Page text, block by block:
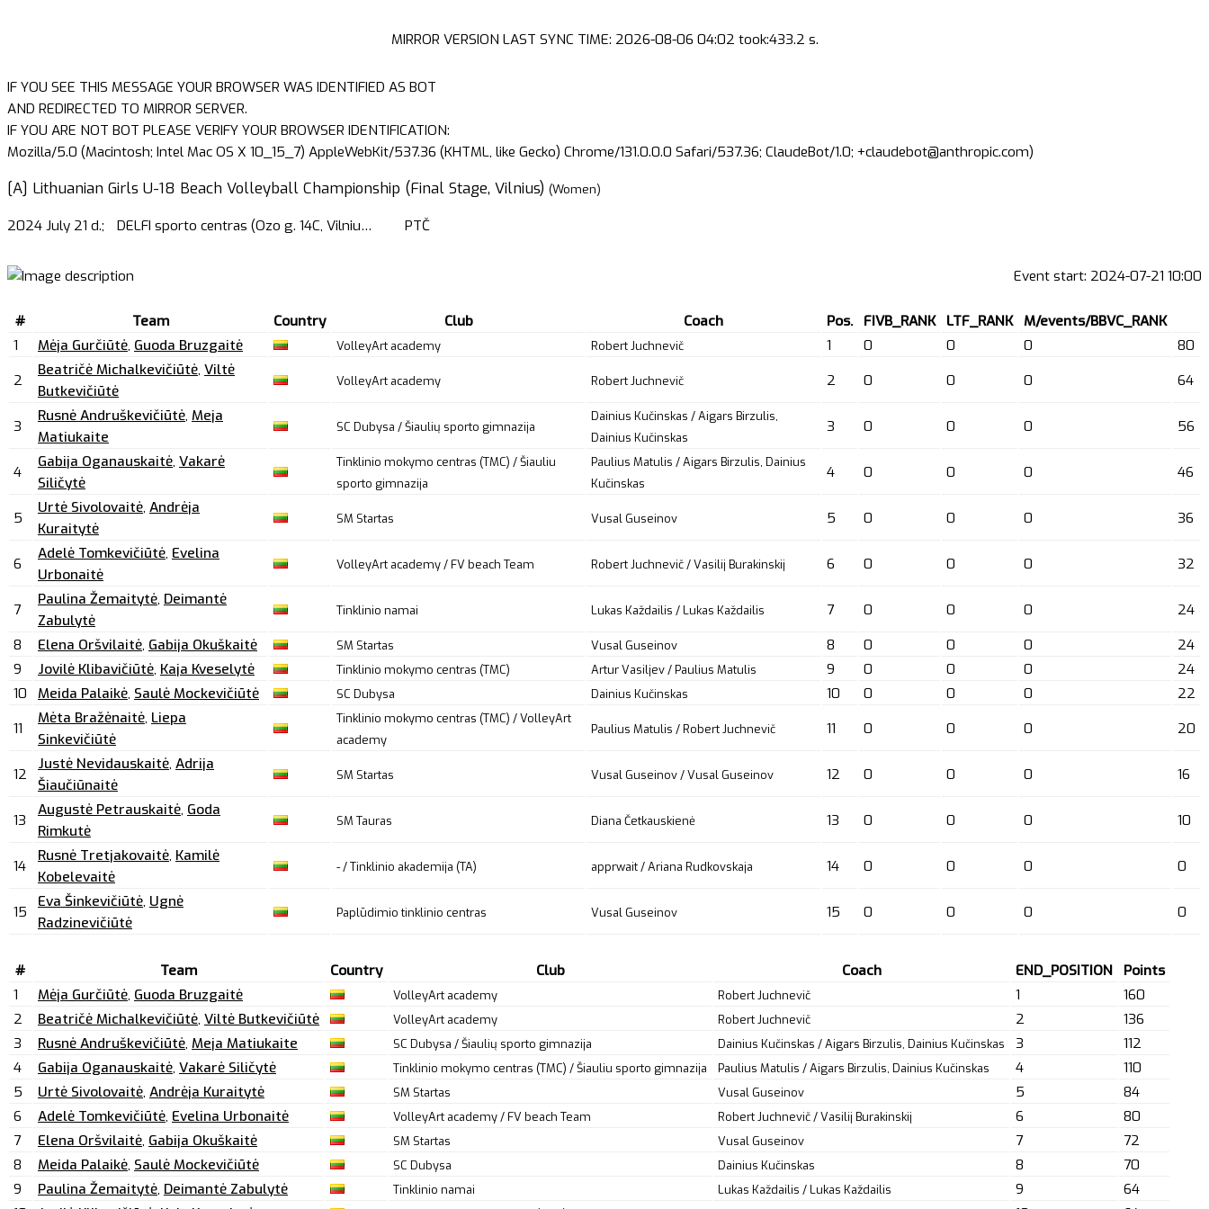
MIRROR VERSION LAST SYNC TIME: 2026-08-06 04:02 took:433.2 s.
IF YOU SEE THIS MESSAGE YOUR BROWSER WAS IDENTIFIED AS BOT
AND REDIRECTED TO MIRROR SERVER.
IF YOU ARE NOT BOT PLEASE VERIFY YOUR BROWSER IDENTIFICATION:
Mozilla/5.0 (Macintosh; Intel Mac OS X 10_15_7) AppleWebKit/537.36 (KHTML, like Gecko) Chrome/131.0.0.0 Safari/537.36; ClaudeBot/1.0; +claudebot@anthropic.com)
[A] Lithuanian Girls U-18 Beach Volleyball Championship (Final Stage, Vilnius) (Women)
2024 July 21 d.; DELFI sporto centras (Ozo g. 14C, Vilniu… PTČ
Event start: 2024-07-21 10:00
# Team Country Club Coach Pos. FIVB_RANK LTF_RANK M/events/BBVC_RANK
1
Mėja Gurčiūtė, Guoda Bruzgaitė VolleyArt academy Robert Juchnevič 1 0 0 0
80
2
Beatričė Michalkevičiūtė, Viltė
Butkevičiūtė
VolleyArt academy Robert Juchnevič 2 0 0 0 64
3
Rusnė Andruškevičiūtė, Meja
Matiukaite
SC Dubysa / Šiaulių sporto gimnazija
Dainius Kučinskas / Aigars Birzulis,
Dainius Kučinskas
3 0 0 0 56
4
Gabija Oganauskaitė, Vakarė
Siličytė
Tinklinio mokymo centras (TMC) / Šiauliu
sporto gimnazija
Paulius Matulis / Aigars Birzulis, Dainius
Kučinskas
4 0 0 0 46
5
Urtė Sivolovaitė, Andrėja
Kuraitytė
SM Startas Vusal Guseinov 5 0 0 0 36
6
Adelė Tomkevičiūtė, Evelina
Urbonaitė
VolleyArt academy / FV beach Team Robert Juchnevič / Vasilij Burakinskij 6 0 0 0 32
7
Paulina Žemaitytė, Deimantė
Zabulytė
Tinklinio namai Lukas Každailis / Lukas Každailis 7 0 0 0
24
8
Elena Oršvilaitė, Gabija Okuškaitė SM Startas Vusal Guseinov 8 0 0 0
24
9
Jovilė Klibavičiūtė, Kaja Kveselytė Tinklinio mokymo centras (TMC) Artur Vasiljev / Paulius Matulis 9 0 0 0
24
10
Meida Palaikė, Saulė Mockevičiūtė SC Dubysa Dainius Kučinskas 10 0 0 0
22
11
Mėta Bražėnaitė, Liepa
Sinkevičiūtė
Tinklinio mokymo centras (TMC) / VolleyArt
academy
Paulius Matulis / Robert Juchnevič 11 0 0 0 20
12
Justė Nevidauskaitė, Adrija
Šiaučiūnaitė
SM Startas Vusal Guseinov / Vusal Guseinov 12 0 0 0 16
13
Augustė Petrauskaitė, Goda
Rimkutė
SM Tauras Diana Četkauskienė 13 0 0 0 10
14
Rusnė Tretjakovaitė, Kamilė
Kobelevaitė
- / Tinklinio akademija (TA) apprwait/ Ariana Rudkovskaja 14 0 0 0 0
15
Eva Šinkevičiūtė, Ugnė
Radzinevičiūtė
Paplūdimio tinklinio centras Vusal Guseinov 15 0 0 0 0
# Team Country Club Coach END_POSITION
Points
1
Mėja Gurčiūtė, Guoda Bruzgaitė VolleyArt academy Robert Juchnevič 1
160
2
Beatričė Michalkevičiūtė, Viltė Butkevičiūtė VolleyArt academy Robert Juchnevič 2
136
3
Rusnė Andruškevičiūtė, Meja Matiukaite SC Dubysa / Šiaulių sporto gimnazija Dainius Kučinskas / Aigars Birzulis, Dainius Kučinskas 3
112
4
Gabija Oganauskaitė, Vakarė Siličytė Tinklinio mokymo centras (TMC) / Šiauliu sporto gimnazija Paulius Matulis / Aigars Birzulis, Dainius Kučinskas 4
110
5
Urtė Sivolovaitė, Andrėja Kuraitytė SM Startas Vusal Guseinov 5
84
6
Adelė Tomkevičiūtė, Evelina Urbonaitė VolleyArt academy / FV beach Team Robert Juchnevič / Vasilij Burakinskij 6
80
7
Elena Oršvilaitė, Gabija Okuškaitė SM Startas Vusal Guseinov 7
72
8
Meida Palaikė, Saulė Mockevičiūtė SC Dubysa Dainius Kučinskas 8
70
9
Paulina Žemaitytė, Deimantė Zabulytė Tinklinio namai Lukas Každailis / Lukas Každailis 9
64